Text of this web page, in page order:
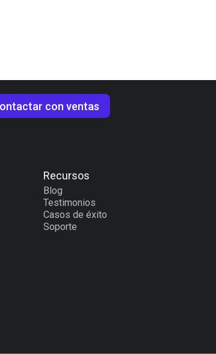
con ventas
Recursos
Blog
Testimonios
Casos de éxito
Soporte